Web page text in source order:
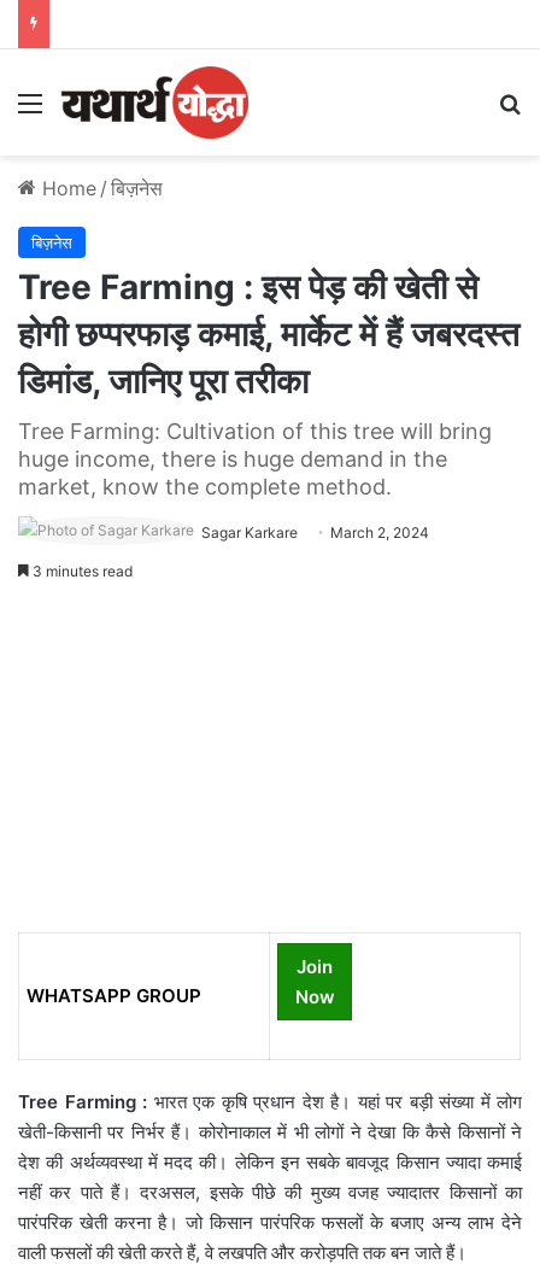
Menu
Home / बिज़नेस
बिज़नेस
Tree Farming : इस पेड़ की खेती से
होगी छप्परफाड़ कमाई, मार्केट में हैं जबरदस्त
डिमांड, जानिए पूरा तरीका
Tree Farming: Cultivation of this tree will bring
huge income, there is huge demand in the
market, know the complete method.
Sagar Karkare March 2, 2024
3 minutes read
WHATSAPP GROUP
Join
Now
Tree Farming : भारत एक कृषि प्रधान देश है। यहां पर बड़ी संख्या में लोग
खेती-किसानी पर निर्भर हैं। कोरोनाकाल में भी लोगों ने देखा कि कैसे किसानों ने
देश की अर्थव्यवस्था में मदद की। लेकिन इन सबके बावजूद किसान ज्यादा कमाई
नहीं कर पाते हैं। दरअसल, इसके पीछे की मुख्य वजह ज्यादातर किसानों का
पारंपरिक खेती करना है। जो किसान पारंपरिक फसलों के बजाए अन्य लाभ देने
वाली फसलों की खेती करते हैं, वे लखपति और करोड़पति तक बन जाते हैं।